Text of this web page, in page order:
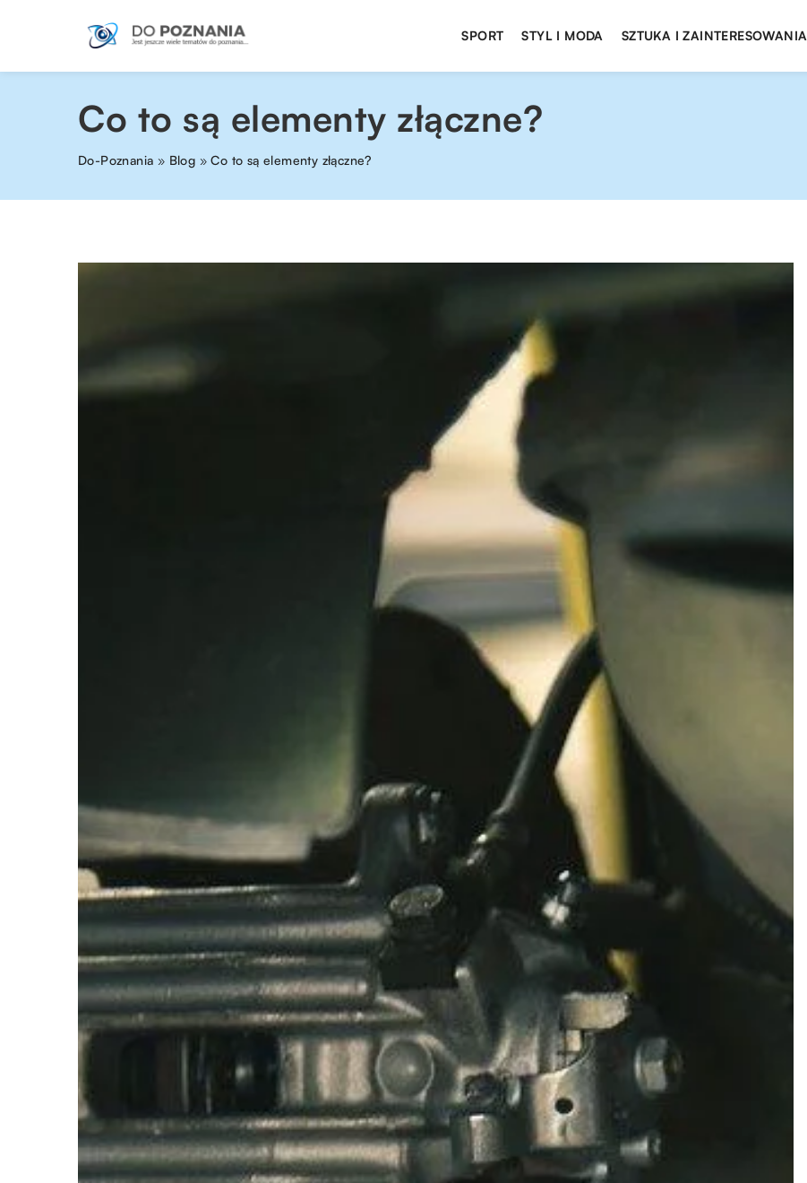
SPORT STYL I MODA SZTUKA I ZAINTERESOWANIA
Co to są elementy złączne?
Do-Poznania » Blog »Co to są elementy złączne?